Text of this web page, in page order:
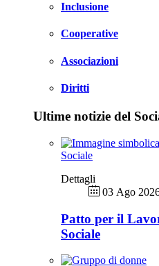
Inclusione
Cooperative
Associazioni
Diritti
Ultime notizie del
Sociale
Dettagli
03 Ago
Patto per il
Sociale